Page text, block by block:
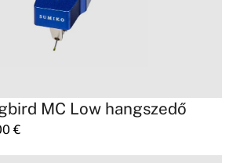
MC Low hangszedő
€